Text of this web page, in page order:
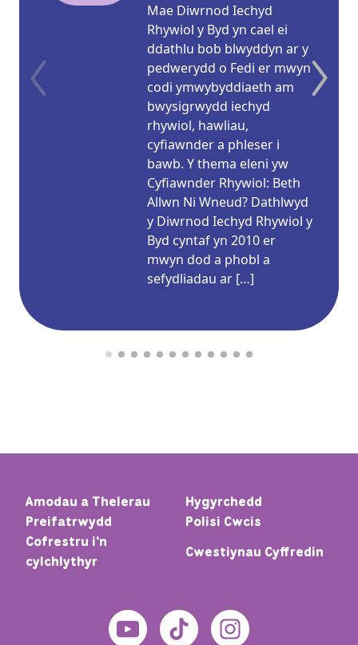
Mae Diwrnod Iechyd
Rhywiol y Byd yn cael ei
ddathlu bob blwyddyn ar y
pedwerydd o Fedi er mwyn
codi ymwybyddiaeth am
bwysigrwydd iechyd
rhywiol, hawliau,
cyfiawnder a phleser i
bawb. Y thema eleni yw
Cyfiawnder Rhywiol: Beth
Allwn Ni Wneud? Dathlwyd
y Diwrnod Iechyd Rhywiol y
Byd cyntaf yn 2010 er
mwyn dod a phobl a
sefydliadau ar […]
Amodau a Thelerau
Hygyrchedd
Preifatrwydd
Polisi Cwcis
Cofrestru i'n
cylchlythyr
Cwestiynau Cyffredin